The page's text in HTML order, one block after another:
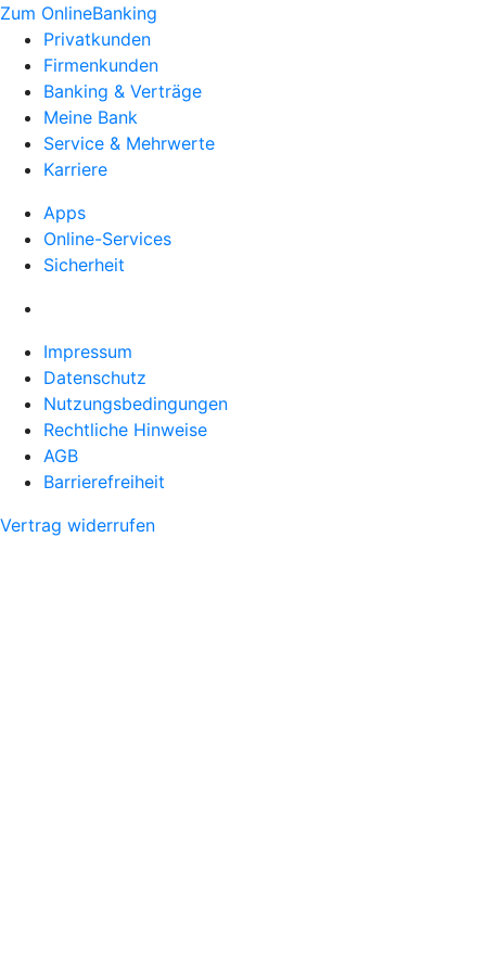
Zum OnlineBanking
Privatkunden
Firmenkunden
Banking & Verträge
Meine Bank
Service & Mehrwerte
Karriere
Apps
Online-Services
Sicherheit
Impressum
Datenschutz
Nutzungsbedingungen
Rechtliche Hinweise
AGB
Barrierefreiheit
Vertrag widerrufen